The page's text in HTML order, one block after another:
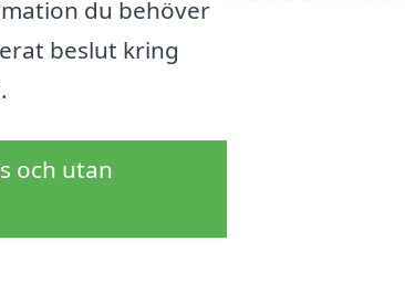
du behöver
beslut kring
och utan